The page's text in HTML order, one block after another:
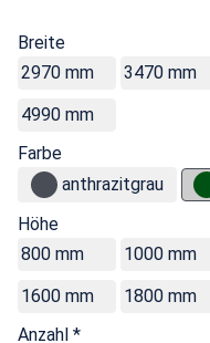
Breite
2970 mm
3470 mm
4990 mm
Farbe
anthrazitgrau
Höhe
800 mm
1000 mm
1600 mm
1800 mm
Anzahl *